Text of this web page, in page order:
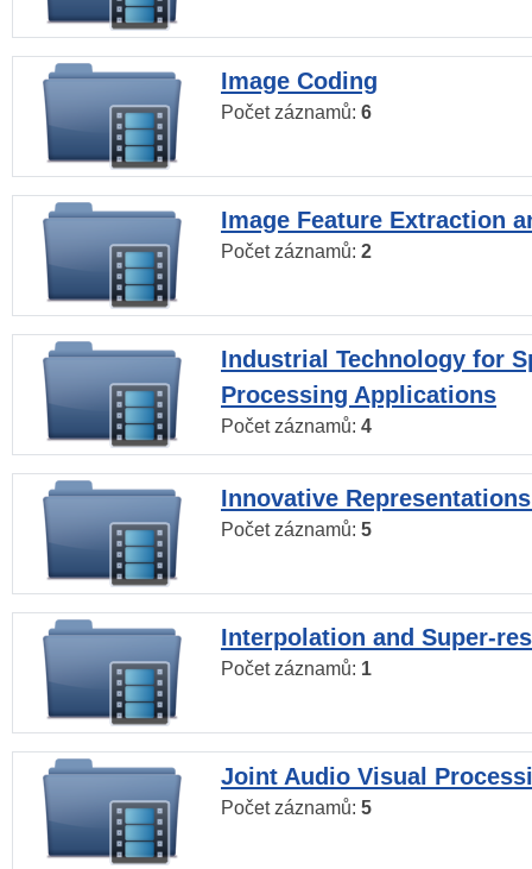
Image Coding
Počet záznamů: 6
Image Feature Extraction
Počet záznamů: 2
Industrial Technology for
Processing Applications
Počet záznamů: 4
Innovative
Počet záznamů: 5
Interpolation and Super-
Počet záznamů: 1
Joint Audio Visual
Počet záznamů: 5